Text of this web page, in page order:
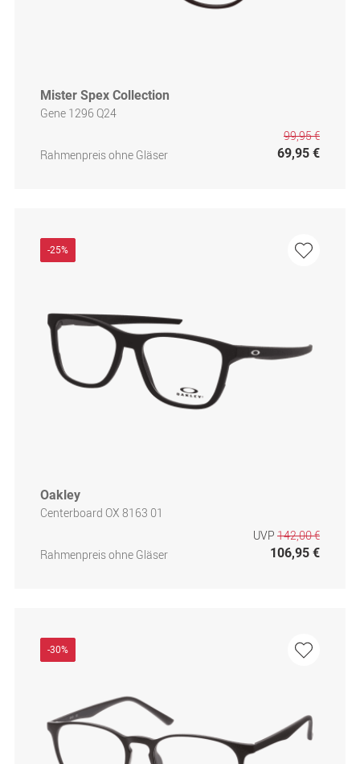
Mister Spex Collection
Gene 1296 Q24
Rahmenpreis ohne Gläser
99,95 €
69,95 €
-25%
Oakley
Centerboard OX 8163 01
Rahmenpreis ohne Gläser
UVP 142,00 €
106,95 €
-30%